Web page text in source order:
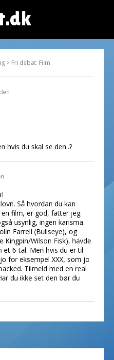
> Fri debat: Film
hvis du skal se den..?
Så hvordan du kan
film, er god, fatter jeg
usynlig, ingen karisma.
Farrell (Bullseye), og
Kingpin/Wilson Fisk), havde
6-tal. Men hvis du er til
for eksempel XXX, som jo
Tilmeld med en real
du ikke set den bør du